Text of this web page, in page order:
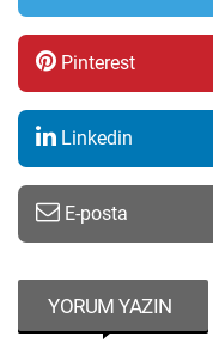
Pinterest
Linkedin
E-posta
YORUM YAZIN